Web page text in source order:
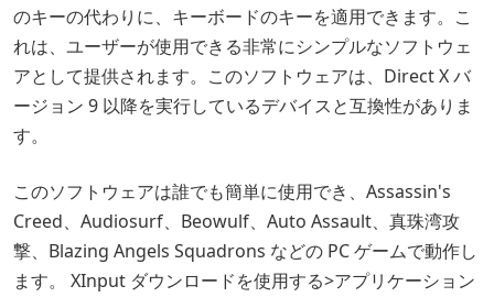
のキーの代わりに、キーボードのキーを適用できます。こ
れは、ユーザーが使用できる非常にシンプルなソフトウェ
アとして提供されます。このソフトウェアは、Direct X バ
ージョン 9 以降を実行しているデバイスと互換性がありま
す。
このソフトウェアは誰でも簡単に使用でき、Assassin's
Creed、Audiosurf、Beowulf、Auto Assault、真珠湾攻
撃、Blazing Angels Squadrons などの PC ゲームで動作し
ます。 XInput ダウンロードを使用する>アプリケーション